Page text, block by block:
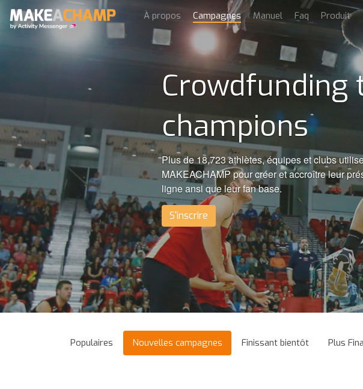
À propos Campagnes Manuel Faq Produit
Crowdfunding
champions
Plus de 18,723 athlètes, équipes et clubs
MAKEACHAMP pour créer et accroître leur
ligne ansi que leur fan base.
S'inscrire
Populaires Nouvelles campagnes Finissant bientôt Plus